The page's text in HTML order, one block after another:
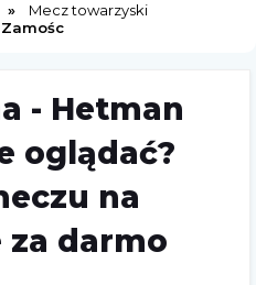
Mecz towarzyski
- Hetman
oglądać?
na
za darmo